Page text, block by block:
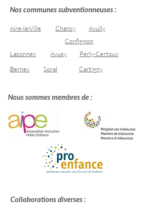
Nos communes subventionneuses :
Aire-la-Ville Chancy
Avully
Confignon
Laconnex
Bernex
Avusy
Perly-Certoux
Soral
Cartigny
Nous sommes membres de :
Collaborations diverses :